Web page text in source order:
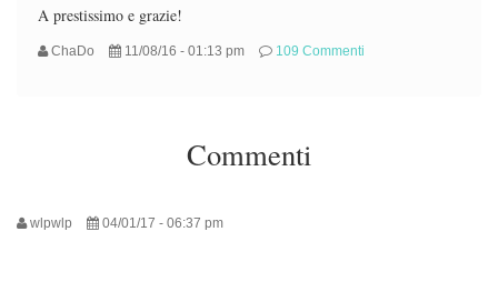
A prestissimo e grazie!
ChaDo 11/08/16 - 01:13 pm 109 Commenti
Commenti
wlpwlp 04/01/17 - 06:37 pm